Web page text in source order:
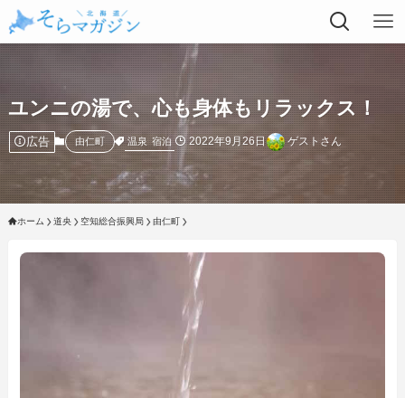
ユンニの湯で、心も身体もリラックス！
広告 由仁町 温泉 宿泊 2022年9月26日 ゲストさん
ホーム 道央 空知総合振興局 由仁町